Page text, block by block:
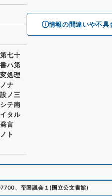
情報の間違いや不具
七十
ハ第
処理
ナ
ノ三
テ南
タル
言
ト
、 帝国議会１ ( 国立公文書館)